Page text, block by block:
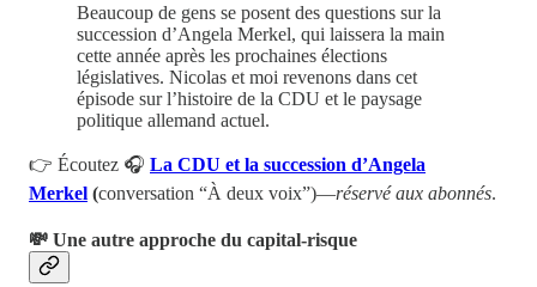
Beaucoup de gens se posent des questions sur la
succession d’Angela Merkel, qui laissera la main
cette année après les prochaines élections
législatives. Nicolas et moi revenons dans cet
épisode sur l’histoire de la CDU et le paysage
politique allemand actuel.
👉 Écoutez 🎧 La CDU et la succession d’Angela
Merkel (conversation “À deux voix”)—réservé aux abonnés.
💸 Une autre approche du capital-risque